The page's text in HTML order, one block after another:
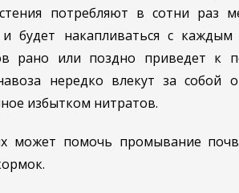
потребляют в сотни раз
и будет накапливаться с каждым
рано или поздно приведет к
нередко влекут за собой
избытком нитратов.
может помочь промывание